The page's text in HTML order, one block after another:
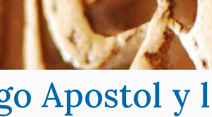
Apostol y